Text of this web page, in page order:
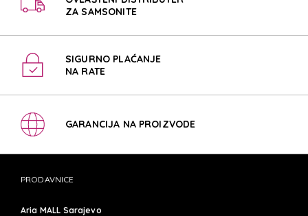
ZA SAMSONITE
SIGURNO PLAĆANJE
NA RATE
GARANCIJA NA PROIZVODE
PRODAVNICE
Aria MALL Sarajevo